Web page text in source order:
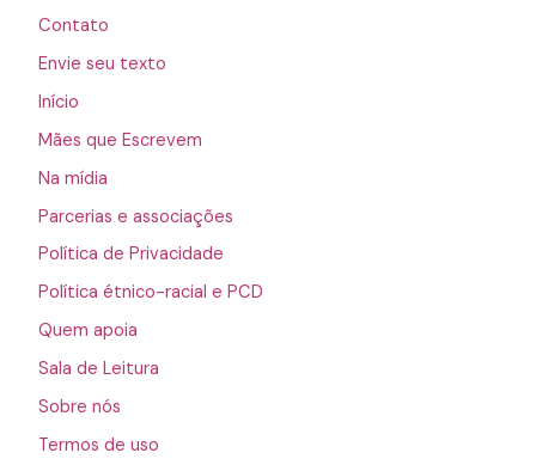
Contato
Envie seu texto
Início
Mães que Escrevem
Na mídia
Parcerias e associações
Política de Privacidade
Política étnico-racial e PCD
Quem apoia
Sala de Leitura
Sobre nós
Termos de uso